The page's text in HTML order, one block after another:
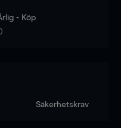
- Köp
Säkerhetskrav